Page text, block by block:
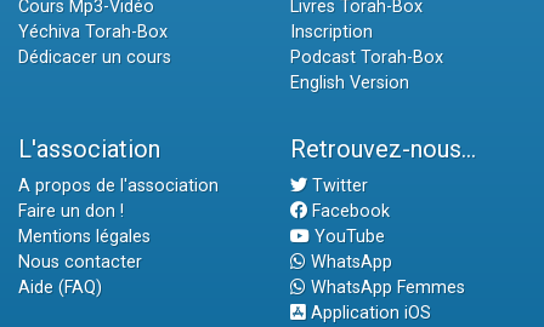
Cours Mp3-Vidéo
Yéchiva Torah-Box
Dédicacer un cours
Livres Torah-Box
Inscription
Podcast Torah-Box
English Version
L'association
A propos de l'association
Faire un don !
Mentions légales
Nous contacter
Aide (FAQ)
Retrouvez-nous...
Twitter
Facebook
YouTube
WhatsApp
WhatsApp Femmes
Application iOS